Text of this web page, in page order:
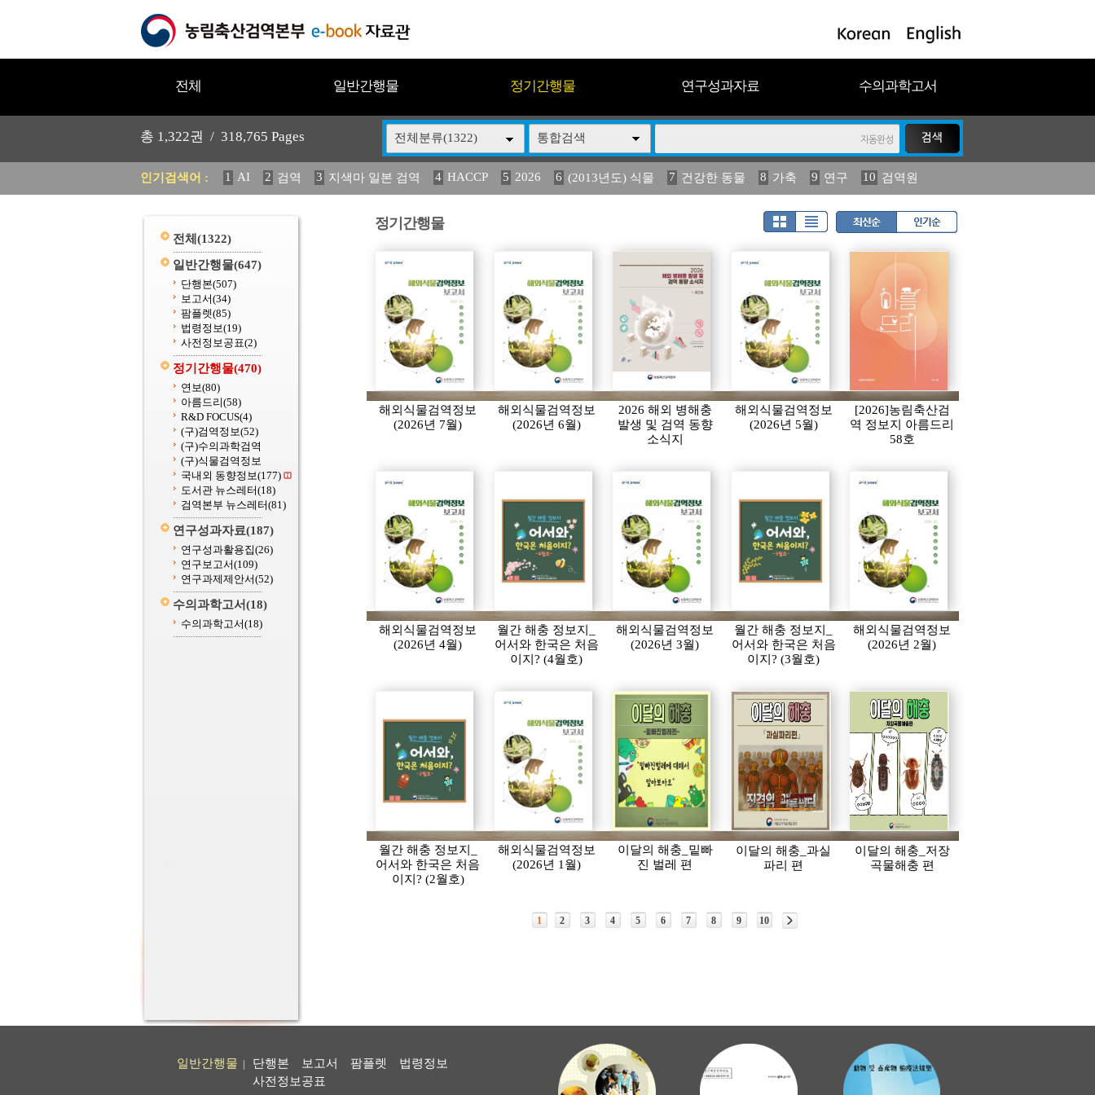
전체 일반간행물 정기간행물 연구성과자료 수의과학고서
총 1,322권 / 318,765 Pages 전체분류(1322) 통합검색
인기검색어 : 1 AI 2 검역 3 지색마 일본 검역 4 HACCP 5 2026 6 (2013년도) 식물 7 건강한 동물 8 가축 9 연구 10 검역원
11 2025 12 중독성 식물 도감 13 媛 異 14 (2013년도) 식 15 구제역 16 관리 17 연보 18 2023 19 농림수산
전체 (1322)
일반간행물(647)
단행본(507)
보고서(34)
팜플렛(85)
법령정보(19)
사전정보공표(2)
정기간행물(470)
연보(80)
아름드리(58)
R&D FOCUS(4)
(구)검역정보(52)
(구)수의과학검역
(구)식물검역정보
국내외 동향정보(177)
도서관 뉴스레터(18)
검역본부 뉴스레터(81)
연구성과자료(187)
연구성과활용집(26)
연구보고서(109)
연구과제제안서(52)
수의과학고서(18)
수의과학고서(18)
정기간행물
해외식물검역정보
(2026년 7월)
해외식물검역정보
(2026년 6월)
2026 해외 병해충
발생 및 검역 동향
소식지
해외식물검역정보
(2026년 5월)
[2026]농림축산검
역 정보지 아름드리
58호
해외식물검역정보
(2026년 4월)
월간 해충 정보지_
어서와 한국은 처음
이지? (4월호)
해외식물검역정보
(2026년 3월)
월간 해충 정보지_
어서와 한국은 처음
이지? (3월호)
해외식물검역정보
(2026년 2월)
월간 해충 정보지_
어서와 한국은 처음
이지? (2월호)
해외식물검역정보
(2026년 1월)
이달의 해충_밑빠
진 벌레 편
이달의 해충_과실
파리 편
이달의 해충_저장
곡물해충 편
1 2 3 4 5 6 7 8 9 10
일반간행물 단행본 보고서 팜플렛
법령정보
사전정보공표